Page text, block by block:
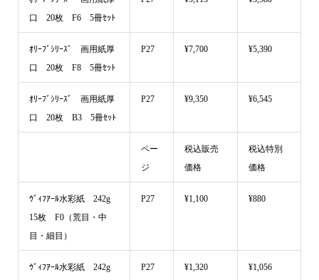
口 20枚 F6 5冊ｾｯﾄ
ｵﾘｰﾌﾞｼﾘｰｽﾞ 画用紙厚
口 20枚 F8 5冊ｾｯﾄ
P27 ¥7,700 ¥5,390
ｵﾘｰﾌﾞｼﾘｰｽﾞ 画用紙厚
口 20枚 B3 5冊ｾｯﾄ
P27 ¥9,350 ¥6,545
ペー
ジ
税込販売
価格
税込特別
価格
ｳﾞｨﾌｱｰﾙ水彩紙 242g
15枚 F0（荒目・中
目・細目）
P27 ¥1,100 ¥880
ｳﾞｨﾌｱｰﾙ水彩紙 242g
P27 ¥1,320 ¥1,056